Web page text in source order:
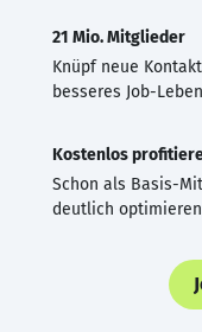
21 Mio. Mitglieder
Knüpf neue
besseres Job-
Kostenlos
Schon als Basis-
deutlich